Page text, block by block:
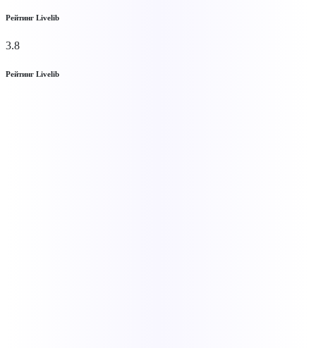
Рейтинг Livelib
3.8
Рейтинг Livelib